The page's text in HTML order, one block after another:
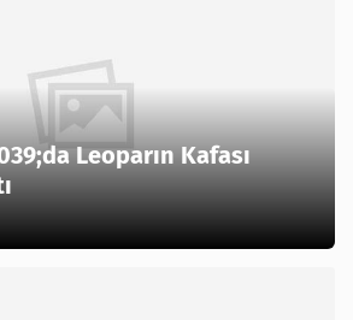
Leoparın Kafası